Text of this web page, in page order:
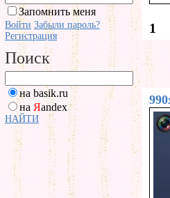
Запомнить меня
Войти Забыли пароль?
Регистрация
Поиск
на basik.ru
на Яandex
НАЙТИ
1